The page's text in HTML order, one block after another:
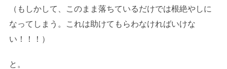
（もしかして、このまま落ちているだけでは根絶やしに
なってしまう。これは助けてもらわなければいけな
い！！！）
と。